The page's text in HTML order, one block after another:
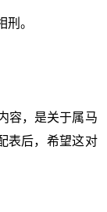
。
容，是关于属马
表后，希望这对